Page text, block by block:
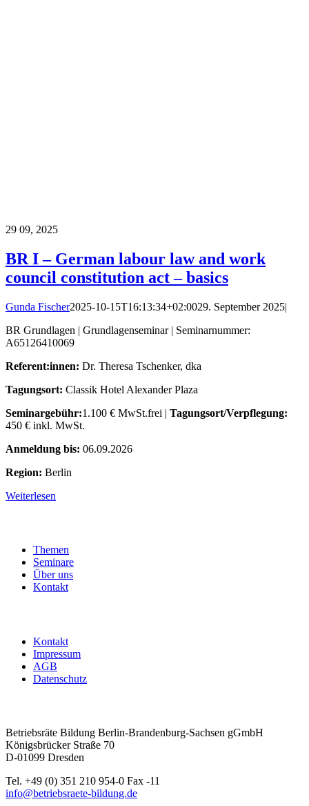
29 09, 2025
BR I – German labour law and work
council constitution act – basics
Gunda Fischer2025-10-15T16:13:34+02:0029. September 2025|
BR Grundlagen | Grundlagenseminar | Seminarnummer:
A65126410069
Referent:innen: Dr. Theresa Tschenker, dka
Tagungsort: Classik Hotel Alexander Plaza
Seminargebühr:1.100 € MwSt.frei | Tagungsort/Verpflegung:
450 € inkl. MwSt.
Anmeldung bis: 06.09.2026
Region: Berlin
Weiterlesen
Themen
Seminare
Über uns
Kontakt
Kontakt
Impressum
AGB
Datenschutz
Betriebsräte Bildung Berlin-Brandenburg-Sachsen gGmbH
Königsbrücker Straße 70
D-01099 Dresden
Tel. +49 (0) 351 210 954-0 Fax -11
info@betriebsraete-bildung.de